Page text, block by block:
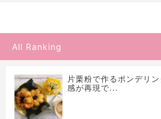
All Ranking
片栗粉で作るポンデリ
感が再現で...